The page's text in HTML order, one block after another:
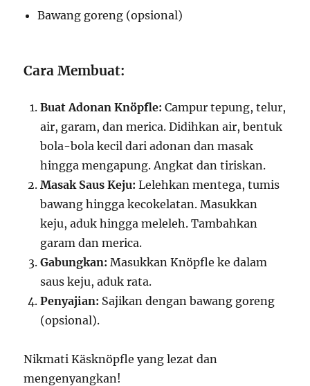
Bawang goreng (opsional)
Cara Membuat:
Buat Adonan Knöpfle: Campur tepung, telur,
air, garam, dan merica. Didihkan air, bentuk
bola-bola kecil dari adonan dan masak
hingga mengapung. Angkat dan tiriskan.
Masak Saus Keju: Lelehkan mentega, tumis
bawang hingga kecokelatan. Masukkan
keju, aduk hingga meleleh. Tambahkan
garam dan merica.
Gabungkan: Masukkan Knöpfle ke dalam
saus keju, aduk rata.
Penyajian: Sajikan dengan bawang goreng
(opsional).
Nikmati Käsknöpfle yang lezat dan
mengenyangkan!